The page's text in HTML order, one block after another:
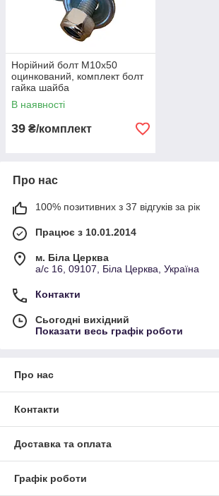
Норійний болт М10х50
оцинкований, комплект болт
гайка шайба
В наявності
39 ₴/комплект
Про нас
100% позитивних з 37 відгуків за рік
Працює з 10.01.2014
м. Біла Церква
а/с 16, 09107, Біла Церква, Україна
Контакти
Сьогодні вихідний
Показати весь графік роботи
Про нас
Контакти
Доставка та оплата
Графік роботи